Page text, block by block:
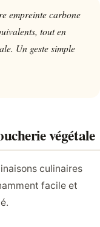
empreinte carbone
tout en
Un geste simple
végétale
culinaires
facile et